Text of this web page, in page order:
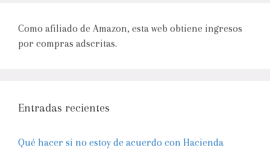
Como afiliado de Amazon, esta web obtiene ingresos
por compras adscritas.
Entradas recientes
Qué hacer si no estoy de acuerdo con Hacienda